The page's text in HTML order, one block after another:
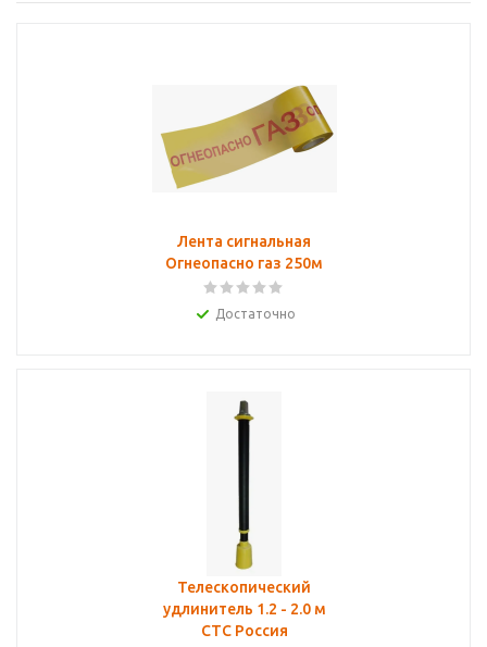
Лента сигнальная
Огнеопасно газ 250м
Достаточно
Телескопический
удлинитель 1.2 - 2.0 м
СТС Россия